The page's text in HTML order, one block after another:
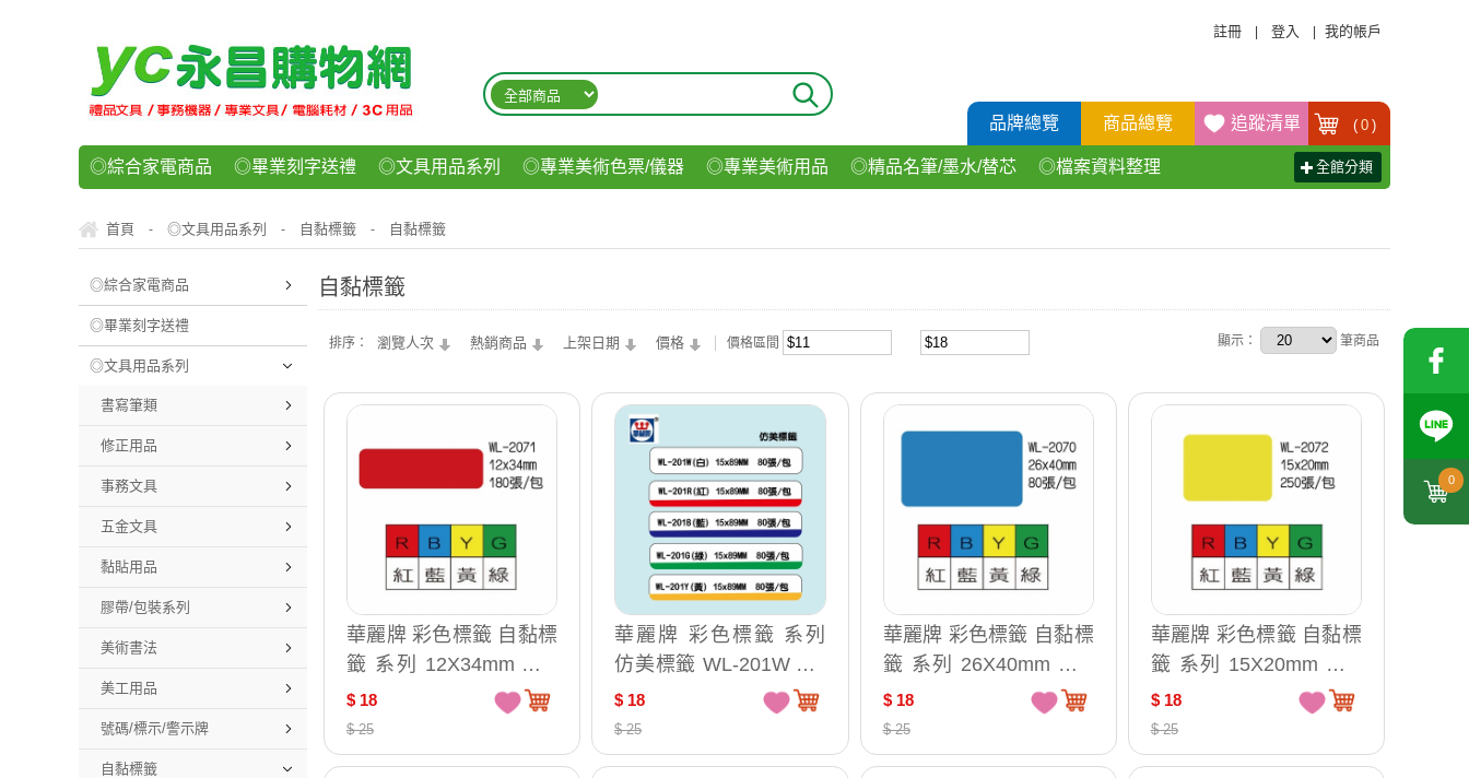
0
註冊 登入 我的帳戶
品牌總覽 商品總覽 追蹤清單 ( 0 )
◎綜合家電商品 ◎畢業刻字送禮 ◎文具用品系列 ◎專業美術色票/儀器 ◎專業美術用品 ◎精品名筆/墨水/替芯 ◎檔案資料整理
◎運動/休閒/樂器 ◎客製化禮贈品 ◎食品/零食/飲料
全館分類
首頁 - ◎文具用品系列 - 自黏標籤 - 自黏標籤
◎綜合家電商品
◎畢業刻字送禮
◎文具用品系列
書寫筆類
修正用品
事務文具
五金文具
黏貼用品
膠帶/包裝系列
美術書法
美工用品
號碼/標示/警示牌
自黏標籤
自黏標籤
排序： 瀏覽人次 熱銷商品 上架日期 價格 價格區間 顯示： 筆商品
華麗牌 彩色標籤 自黏標
籤 系列 12X34mm WL-
2071R WL-2071B WL-2
$ 18
$ 25
華麗牌 彩色標籤 系列
仿美標籤 WL-201W WL
-201R WL-201B WL-20
1Y WL-201G / 15x89m
m 80張 WL-201R
$ 18
$ 25
華麗牌 彩色標籤 自黏標
籤 系列 26X40mm WL-
2070R WL-2070B WL-2
070Y WL-2070G / WL-2
070R
$ 18
$ 25
華麗牌 彩色標籤 自黏標
籤 系列 15X20mm WL-
2072R WL-2072B WL-2
072Y WL-2072G / WL-2
072R
$ 18
$ 25